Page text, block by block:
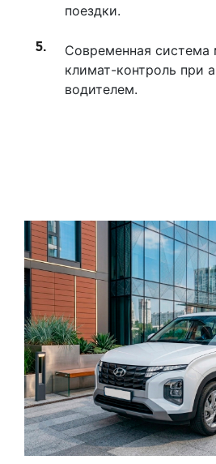
поездки.
Современная система
климат-контроль при
водителем.